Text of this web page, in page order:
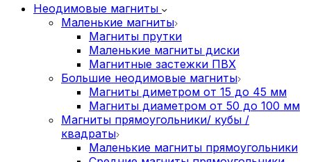
Неодимовые магниты
Маленькие магниты
Магниты прутки
Маленькие магниты диски
Магнитные застежки ПВХ
Большие неодимовые магниты
Магниты диметром от 15 до 45 мм
Магниты диаметром от 50 до 100 мм
Магниты прямоугольники/ кубы /
квадраты
Маленькие магниты прямоугольники